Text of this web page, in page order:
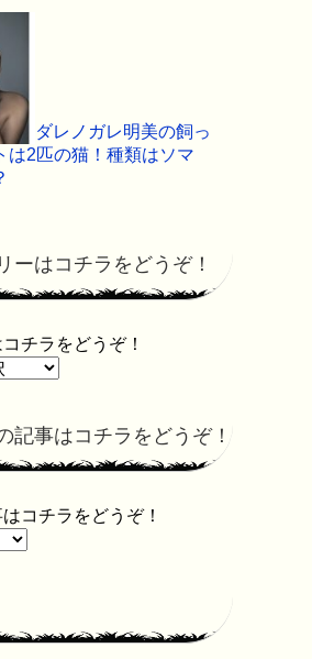
ダレノガレ明美の飼っ
は2匹の猫！種類はソマ
ーはコチラをどうぞ！
チラをどうぞ！
記事はコチラをどうぞ！
コチラをどうぞ！